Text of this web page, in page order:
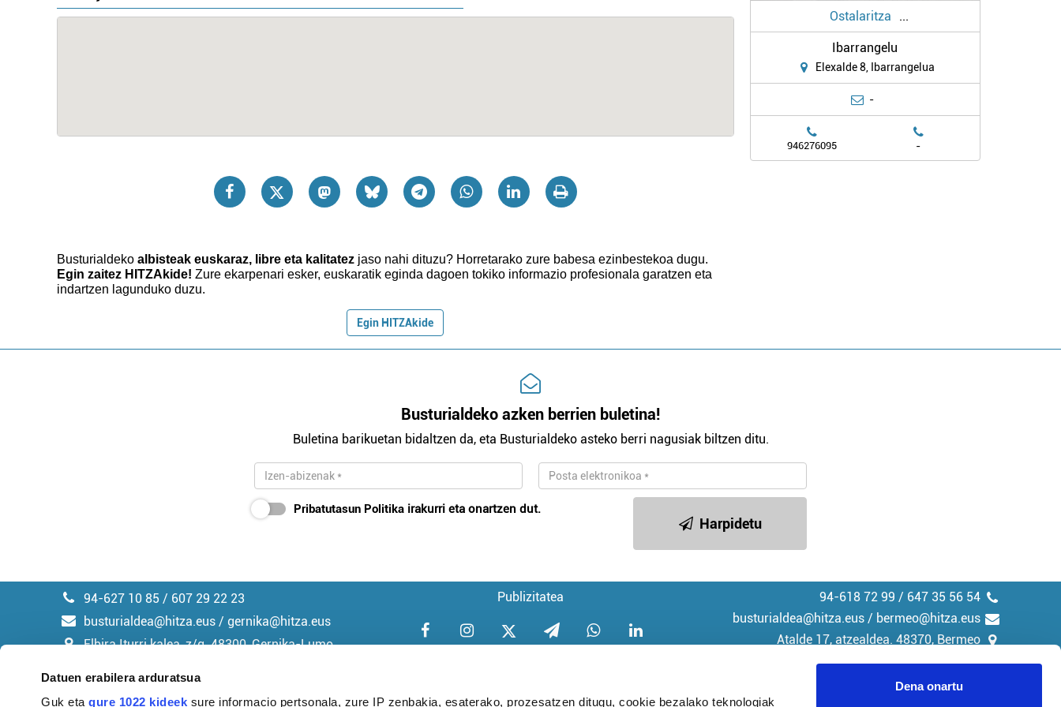
Datuen erabilera arduratsua
Guk etagure 1022 kideek sure informacio pertsonala, zure IP zenbakia, esaterako, prozesatzen ditugu, cookie bezalako teknologiak
Dena onartu
Busturialdeko albisteak euskaraz, libre eta kalitatez jaso nahi dituzu? Horretarako zure babesa ezinbestekoa dugu.
Egin zaitez HITZAkide! Zure ekarpenari esker, euskaratik eginda dagoen tokiko informazio profesionala garatzen eta
indartzen lagunduko duzu.
Egin HITZAkide
Ostalaritza ...
Ibarrangelu
Elexalde 8, Ibarrangelua
-
946276095 -
Busturialdeko azken berrien buletina!
Buletina barikuetan bidaltzen da, eta Busturialdeko asteko berri nagusiak biltzen ditu.
Pribatutasun Politika irakurri eta onartzen dut.
Harpidetu
94-627 10 85 / 607 29 22 23
busturialdea@hitza.eus / gernika@hitza.eus
Elbira Iturri kalea, z/g. 48300, Gernika-Lumo
Publizitatea
94-618 72 99 / 647 35 56 54
busturialdea@hitza.eus / bermeo@hitza.eus
Atalde 17, atzealdea. 48370, Bermeo